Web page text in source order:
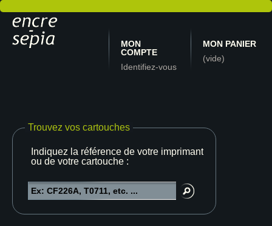
MON
COMPTE
Identifiez-vous
MON PANIER
(vide)
Trouvez vos cartouches
Indiquez la référence de votre imprimante
ou de votre cartouche :